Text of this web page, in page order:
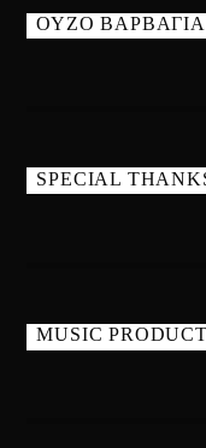
ΟΥΖΟ
SPECIAL
MUSIC